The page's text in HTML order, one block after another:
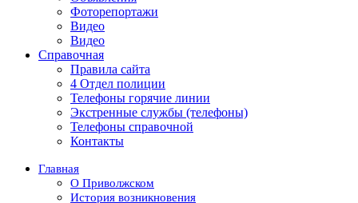
Фоторепортажи
Видео
Видео
Справочная
Правила сайта
4 Отдел полиции
Телефоны горячие линии
Экстренные службы (телефоны)
Телефоны справочной
Контакты
Главная
О Приволжском
История возникновения